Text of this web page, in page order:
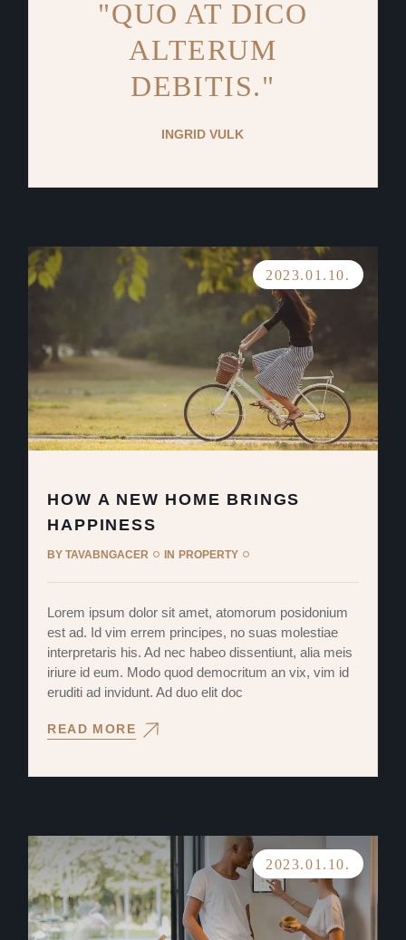
"QUO AT DICO
ALTERUM
DEBITIS."
INGRID VULK
2023.01.10.
HOW A NEW HOME BRINGS
HAPPINESS
BYTAVABNGACER IN PROPERTY
Lorem ipsum dolor sit amet, atomorum posidonium
est ad. Id vim errem principes, no suas molestiae
interpretaris his. Ad nec habeo dissentiunt, alia meis
iriure id eum. Modo quod democritum an vix, vim id
eruditi ad invidunt. Ad duo elit doc
READ MORE
2023.01.10.